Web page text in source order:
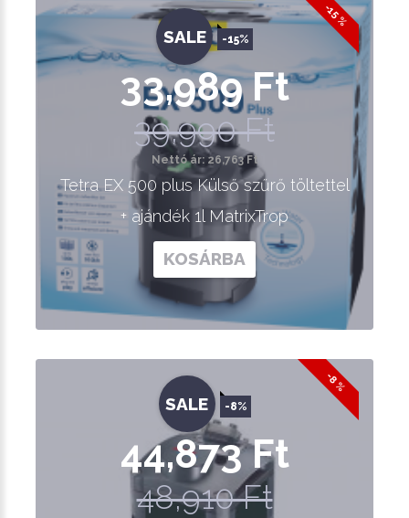
-15 %
SALE -15%
33,989 Ft
39,990 Ft
Nettó ár: 26,763 Ft
Tetra EX 500 plus Külső szűrő töltettel
+ ajándék 1l MatrixTrop
KOSÁRBA
-8 %
SALE -8%
44,873 Ft
48,910 Ft